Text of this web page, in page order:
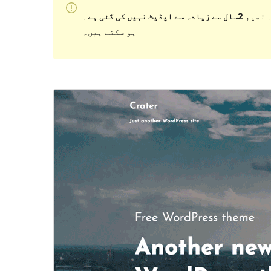
تھیم 2سال سے زیادہ سے اپڈیٹ نہیں کی گئی ہے
ہو سکتے ہیں۔